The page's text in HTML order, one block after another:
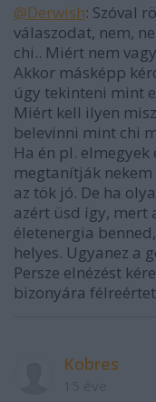
@Derwish: Szóval
válaszodat, nem,
chi.. Miért nem
Akkor másképp
úgy tekinteni mint
Miért kell ilyen
belevinni mint chi
Ha én pl.
megtanítják
az tök jó. De ha
azért üsd így, mert
életenergia
helyes. Ugyanez a
Persze elnézést
bizonyára
Kobres